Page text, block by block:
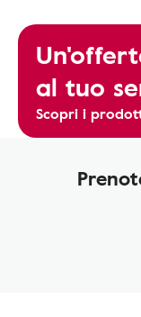
al tuo
Scopri i